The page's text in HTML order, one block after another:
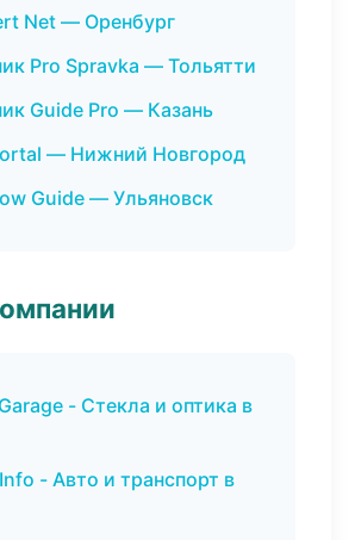
Net — Оренбург
Pro Spravka — Тольятти
Guide Pro — Казань
— Нижний Новгород
Guide — Ульяновск
- Стекла и оптика в
- Авто и транспорт в